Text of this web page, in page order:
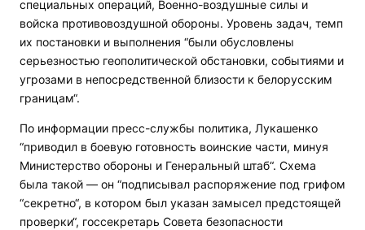
специальных операций, Военно-воздушные силы и
войска противовоздушной обороны. Уровень задач, темп
их постановки и выполнения “были обусловлены
серьезностью геополитической обстановки, событиями и
угрозами в непосредственной близости к белорусским
границам“.
По информации пресс-службы политика, Лукашенко
“приводил в боевую готовность воинские части, минуя
Министерство обороны и Генеральный штаб“. Схема
была такой — он “подписывал распоряжение под грифом
“секретно“, в котором был указан замысел предстоящей
проверки“, госсекретарь Совета безопасности